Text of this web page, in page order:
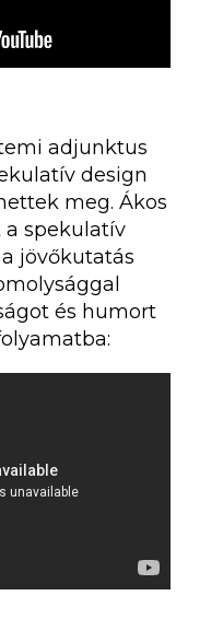
adjunktus
design
meg. Ákos
spekulatív
jövőkutatás
és humort